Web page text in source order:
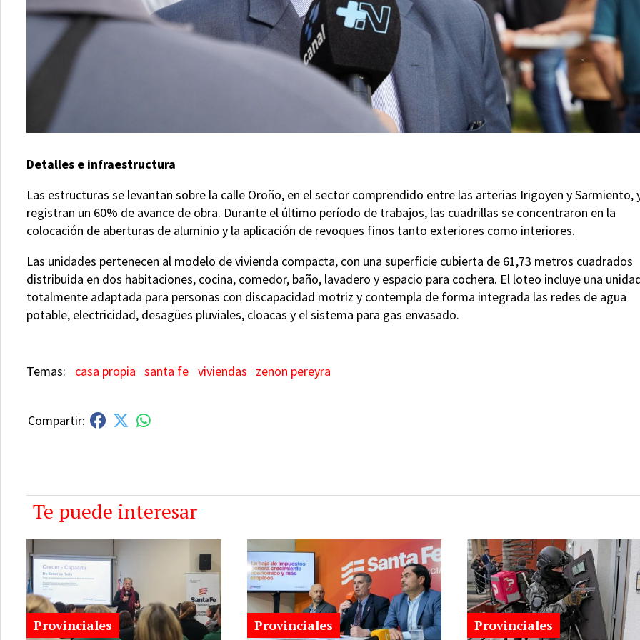
Detalles e infraestructura
Las estructuras se levantan sobre la calle Oroño, en el sector comprendido entre las arterias Irigoyen y Sarmiento,
registran un 60% de avance de obra. Durante el último período de trabajos, las cuadrillas se concentraron en la
colocación de aberturas de aluminio y la aplicación de revoques finos tanto exteriores como interiores.
Las unidades pertenecen al modelo de vivienda compacta, con una superficie cubierta de 61,73 metros cuadrados
distribuida en dos habitaciones, cocina, comedor, baño, lavadero y espacio para cochera. El loteo incluye una
totalmente adaptada para personas con discapacidad motriz y contempla de forma integrada las redes de agua
potable, electricidad, desagües pluviales, cloacas y el sistema para gas envasado.
casa propia santa fe viviendas zenon pereyra
Te puede interesar
Provinciales Provinciales Provinciales